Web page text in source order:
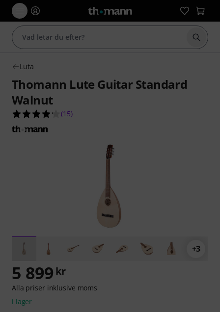
Börja
Luta
Thomann Lute Guitar Standard
Walnut
4.2 av 5 stjärnor från 15 kundbetyg
(15)
+3
5 899 kr
Alla priser inklusive moms
i lager